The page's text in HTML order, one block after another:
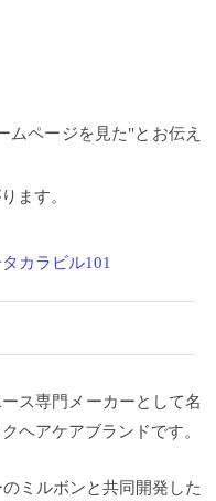
ムページを見た"とお伝え
ます。
カラビル101
ス専門メーカーとして名
ヘアケアブランドです。
ミルボンと共同開発した